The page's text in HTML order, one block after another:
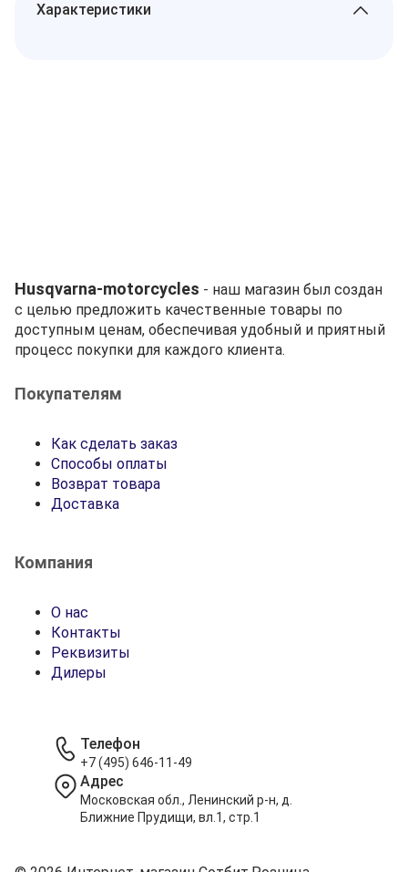
Характеристики
Husqvarna-motorcycles - наш магазин был создан
с целью предложить качественные товары по
доступным ценам, обеспечивая удобный и приятный
процесс покупки для каждого клиента.
Покупателям
Как сделать заказ
Способы оплаты
Возврат товара
Доставка
Компания
О нас
Контакты
Реквизиты
Дилеры
Телефон
+7 (495) 646-11-49
Адрес
Московская обл., Ленинский р-н, д.
Ближние Прудищи, вл.1, стр.1